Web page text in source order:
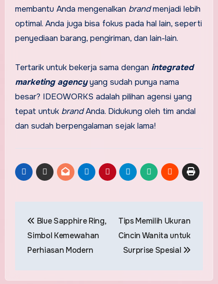
membantu Anda mengenalkan brandmenjadi lebih
optimal. Anda juga bisa fokus pada hal lain, seperti
penyediaan barang, pengiriman, dan lain-lain.
Tertarik untuk bekerja sama dengan integrated
marketing agencyyang sudah punya nama
besar? IDEOWORKS adalah pilihan agensi yang
tepat untuk brandAnda. Didukung oleh tim andal
dan sudah berpengalaman sejak lama!
navigation
Blue Sapphire Ring,
Simbol Kemewahan
Perhiasan Modern
Tips Memilih Ukuran
Cincin Wanita untuk
Surprise Spesial